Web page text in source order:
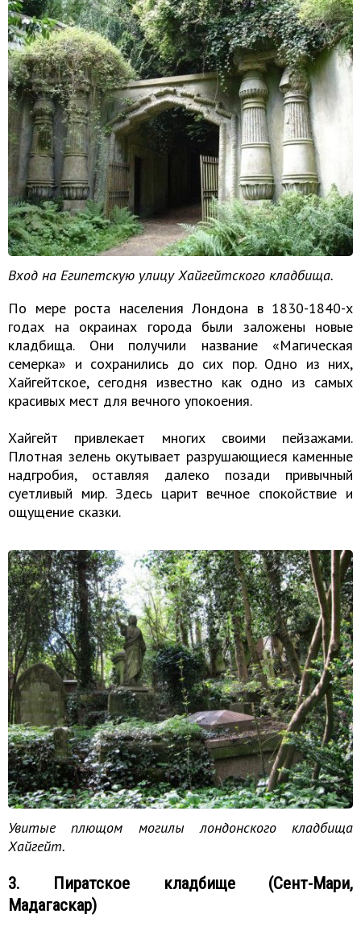
Вход на Египетскую улицу Хайгейтского кладбища.
По мере роста населения Лондона в 1830-1840-х
годах на окраинах города были заложены новые
кладбища. Они получили название «Магическая
семерка» и сохранились до сих пор. Одно из них,
Хайгейтское, сегодня известно как одно из самых
красивых мест для вечного упокоения.
Хайгейт привлекает многих своими пейзажами.
Плотная зелень окутывает разрушающиеся каменные
надгробия, оставляя далеко позади привычный
суетливый мир. Здесь царит вечное спокойствие и
ощущение сказки.
Увитые плющом могилы лондонского кладбища
Хайгейт.
3. Пиратское кладбище (Сент-Мари,
Мадагаскар)